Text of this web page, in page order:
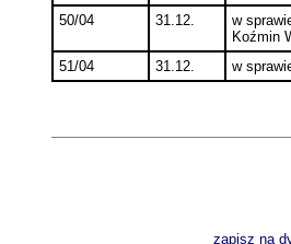
50/04
31.12.
w
Koźmin
51/04
31.12. w
zapisz na